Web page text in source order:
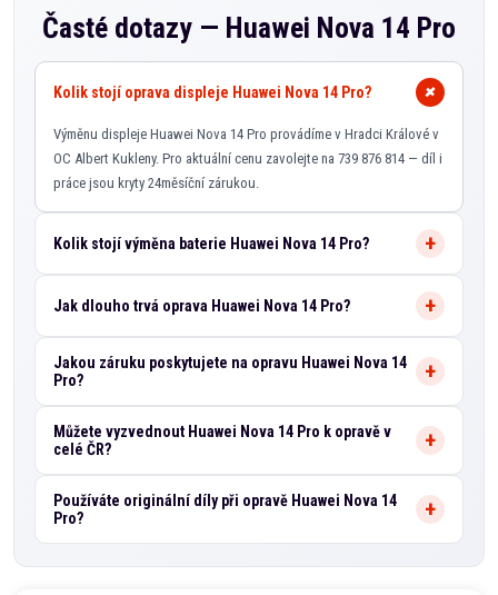
Časté dotazy — Huawei Nova 14 Pro
Kolik stojí oprava displeje Huawei Nova 14 Pro?
Výměnu displeje Huawei Nova 14 Pro provádíme v Hradci Králové v
OC Albert Kukleny. Pro aktuální cenu zavolejte na 739 876 814 — díl i
práce jsou kryty 24měsíční zárukou.
Kolik stojí výměna baterie Huawei Nova 14 Pro?
Jak dlouho trvá oprava Huawei Nova 14 Pro?
Jakou záruku poskytujete na opravu Huawei Nova 14
Pro?
Můžete vyzvednout Huawei Nova 14 Pro k opravě v
celé ČR?
Používáte originální díly při opravě Huawei Nova 14
Pro?